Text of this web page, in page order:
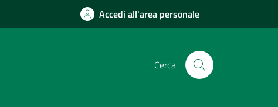
Accedi all'area personale
Cerca